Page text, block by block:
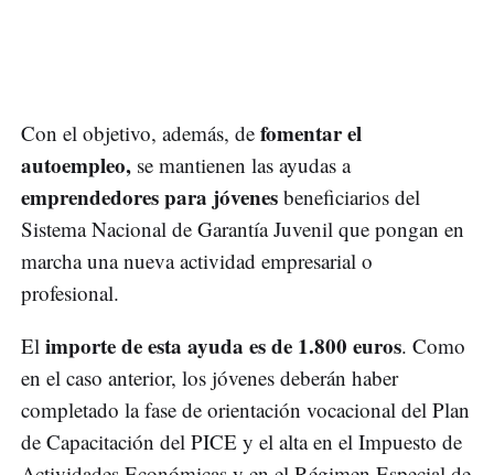
Con el objetivo, además, de fomentar el
autoempleo, se mantienen las ayudas a
emprendedores para jóvenes beneficiarios del
Sistema Nacional de Garantía Juvenil que pongan en
marcha una nueva actividad empresarial o
profesional.
El importe de esta ayuda es de 1.800 euros. Como
en el caso anterior, los jóvenes deberán haber
completado la fase de orientación vocacional del Plan
de Capacitación del PICE y el alta en el Impuesto de